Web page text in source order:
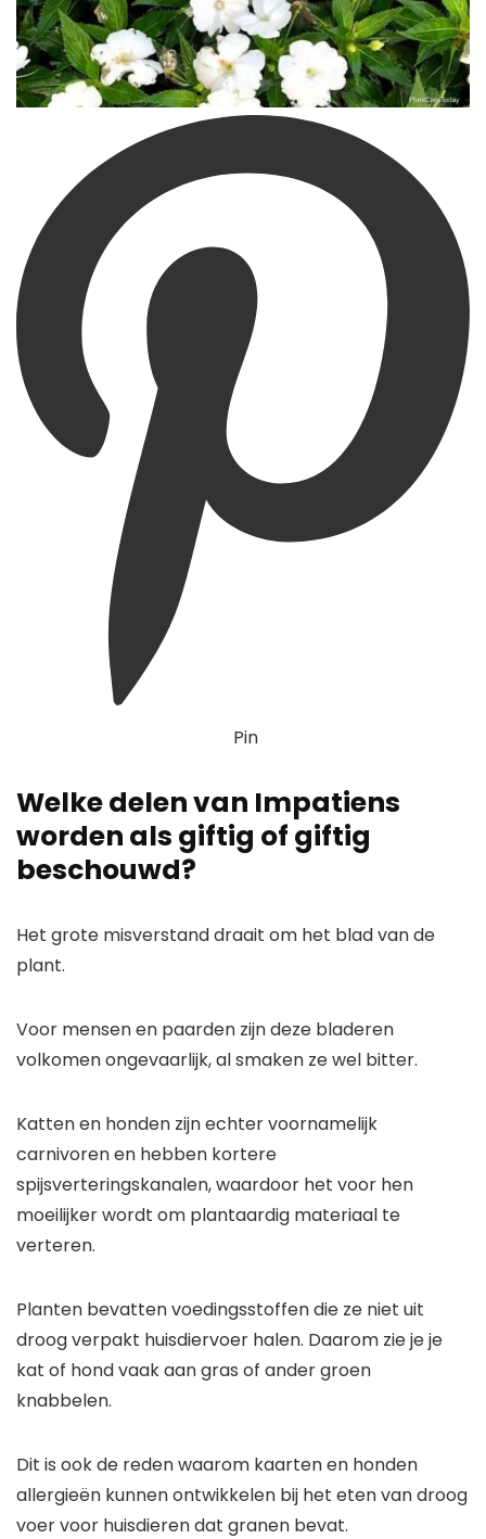
Pin
Welke delen van Impatiens
worden als giftig of giftig
beschouwd?
Het grote misverstand draait om het blad van de
plant.
Voor mensen en paarden zijn deze bladeren
volkomen ongevaarlijk, al smaken ze wel bitter.
Katten en honden zijn echter voornamelijk
carnivoren en hebben kortere
spijsverteringskanalen, waardoor het voor hen
moeilijker wordt om plantaardig materiaal te
verteren.
Planten bevatten voedingsstoffen die ze niet uit
droog verpakt huisdiervoer halen. Daarom zie je je
kat of hond vaak aan gras of ander groen
knabbelen.
Dit is ook de reden waarom kaarten en honden
allergieën kunnen ontwikkelen bij het eten van droog
voer voor huisdieren dat granen bevat.